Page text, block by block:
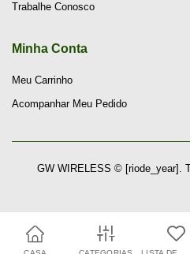
Trabalhe Conosco
Minha Conta
Meu Carrinho
Acompanhar Meu Pedido
GW WIRELESS © [riode_year].